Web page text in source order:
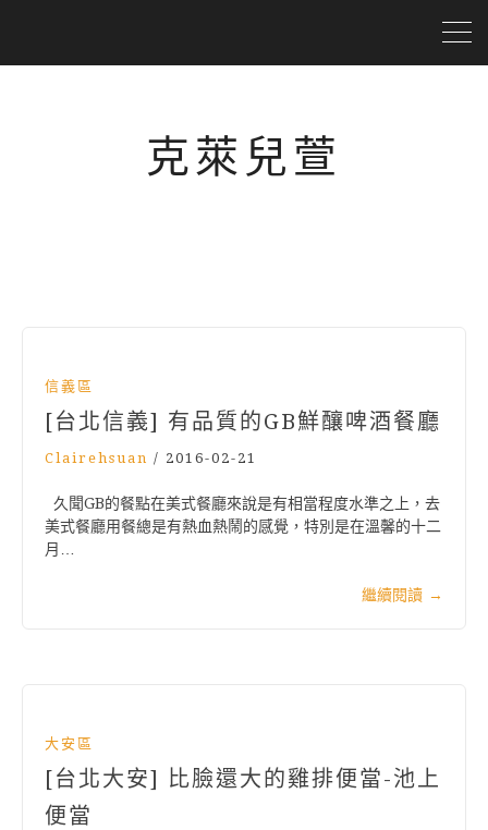
克萊兒萱
信義區
[台北信義] 有品質的GB鮮釀啤酒餐廳
Clairehsuan / 2016-02-21
久聞GB的餐點在美式餐廳來說是有相當程度水準之上，去
美式餐廳用餐總是有熱血熱鬧的感覺，特別是在溫馨的十二
月…
繼續閱讀 →
大安區
[台北大安] 比臉還大的雞排便當-池上
便當